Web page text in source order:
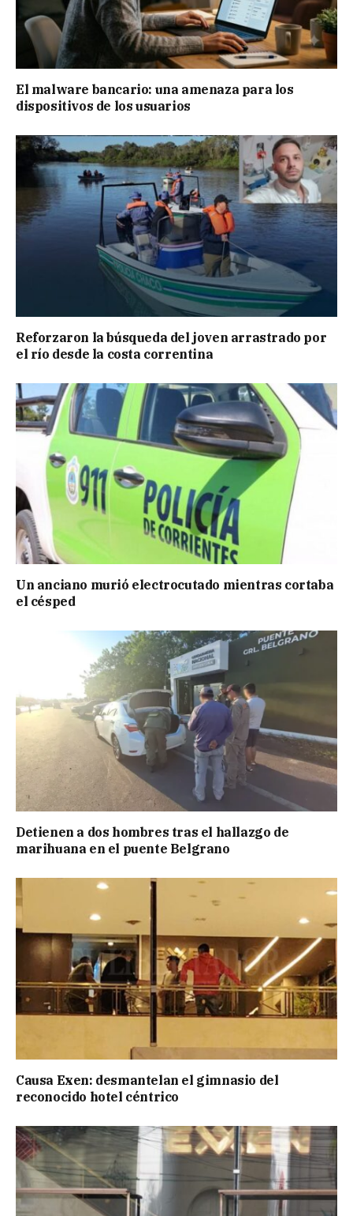
El malware bancario: una amenaza para los
dispositivos de los usuarios
Reforzaron la búsqueda del joven arrastrado por
el río desde la costa correntina
Un anciano murió electrocutado mientras cortaba
el césped
Detienen a dos hombres tras el hallazgo de
marihuana en el puente Belgrano
Causa Exen: desmantelan el gimnasio del
reconocido hotel céntrico